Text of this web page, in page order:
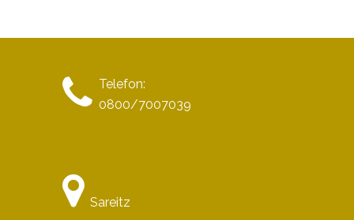
Telefon:
0800/7007039
Sareitz